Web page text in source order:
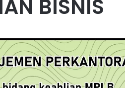
BISNIS